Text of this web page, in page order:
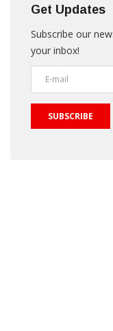
Get Updates
Subscribe our
your inbox!
SUBSCRIBE